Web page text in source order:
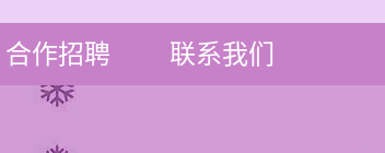
合作招聘 联系我们